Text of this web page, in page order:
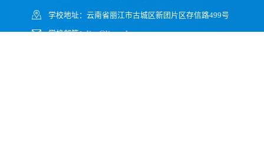
学校地址：云南省丽江市古城区新团片区存信路499号
学校邮箱：ljsy@ljnu.edu.cn